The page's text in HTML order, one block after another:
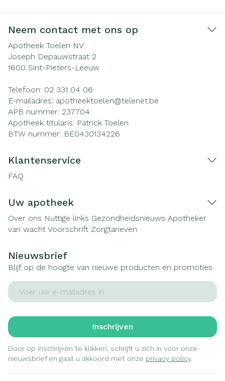
Neem contact met ons op
Apotheek Toelen NV
Joseph Depauwstraat 2
1600 Sint-Pieters-Leeuw
Telefoon: 02 331 04 06
E-mailadres: apotheektoelen@telenet.be
APB nummer: 237704
Apotheek titularis: Patrick Toelen
BTW nummer: BE0430134226
Klantenservice
FAQ
Uw apotheek
Over ons Nuttige links Gezondheidsnieuws Apotheker
van wacht Voorschrift Zorgtarieven
Nieuwsbrief
Blijf op de hoogte van nieuwe producten en promoties
E-mail adres
Inschrijven
Door op inschrijven te klikken, schrijft u zich in voor onze
nieuwsbrief en gaat u akkoord met onze privacy policy.